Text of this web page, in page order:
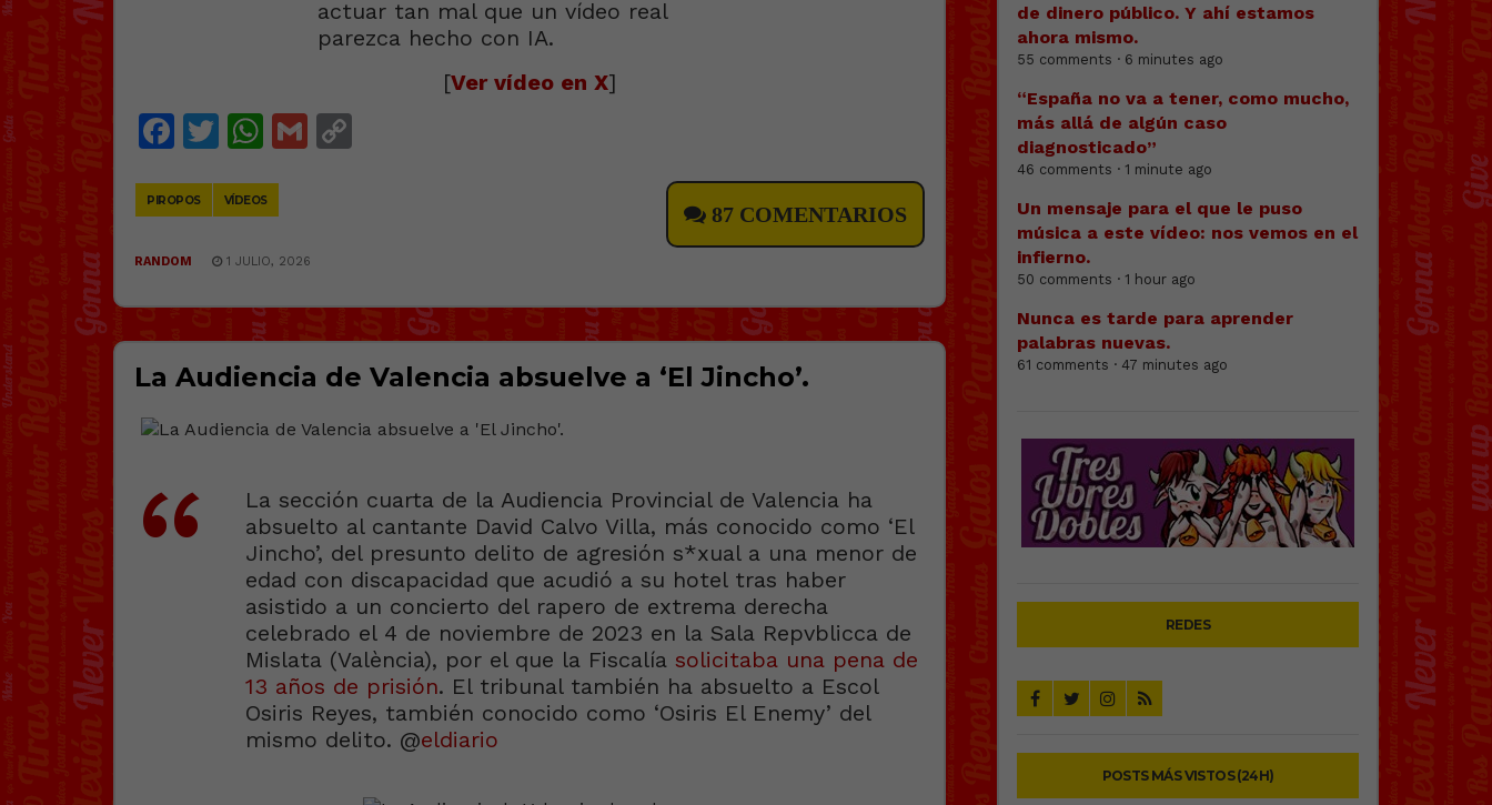
[Ver vídeo en X]
Facebook
Twitter
WhatsApp
Gmail
PIROPOS VÍDEOS
87 COMENTARIOS
RANDOM 1 JULIO, 2026
La Audiencia de Valencia absuelve a ‘El Jincho’.
La sección cuarta de la Audiencia Provincial de Valencia ha
absuelto al cantante David Calvo Villa, más conocido como ‘El
Jincho’, del presunto delito de agresión s*xual a una menor de
edad con discapacidad que acudió a su hotel tras haber
asistido a un concierto del rapero de extrema derecha
celebrado el 4 de noviembre de 2023 en la Sala Repvblicca de
Mislata (València), por el que la Fiscalía solicitaba una pena de
13 años de prisión. El tribunal también ha absuelto a Escol
Osiris Reyes, también conocido como ‘Osiris El Enemy’ del
mismo delito. @eldiario
de dinero público. Y ahí estamos
ahora mismo.
55 comments · 6 minutes ago
“España no va a tener, como mucho,
más allá de algún caso
diagnosticado”
46 comments · 1 minute ago
Un mensaje para el que le puso
música a este vídeo: nos vemos en el
infierno.
50 comments · 1 hour ago
Nunca es tarde para aprender
palabras nuevas.
61 comments · 47 minutes ago
REDES
POSTS MÁS VISTOS (24H)